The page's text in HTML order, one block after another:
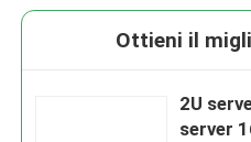
Ottieni il
2U
server